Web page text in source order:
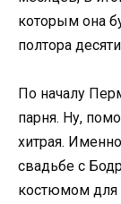
которым она
полтора
По началу
парня. Ну,
хитрая.
свадьбе с
костюмом для